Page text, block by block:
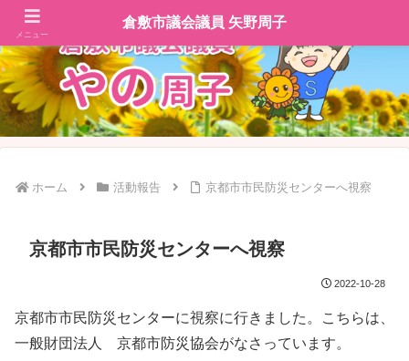
ホーム 活動報告 京都市市民防災センターへ視察
京都市市民防災センターへ視察
2022-10-28
京都市市民防災センターに視察に行きました。こちらは、
一般財団法人 京都市防災協会がなさっています。
メニュー
倉敷市議会議員 矢野周子